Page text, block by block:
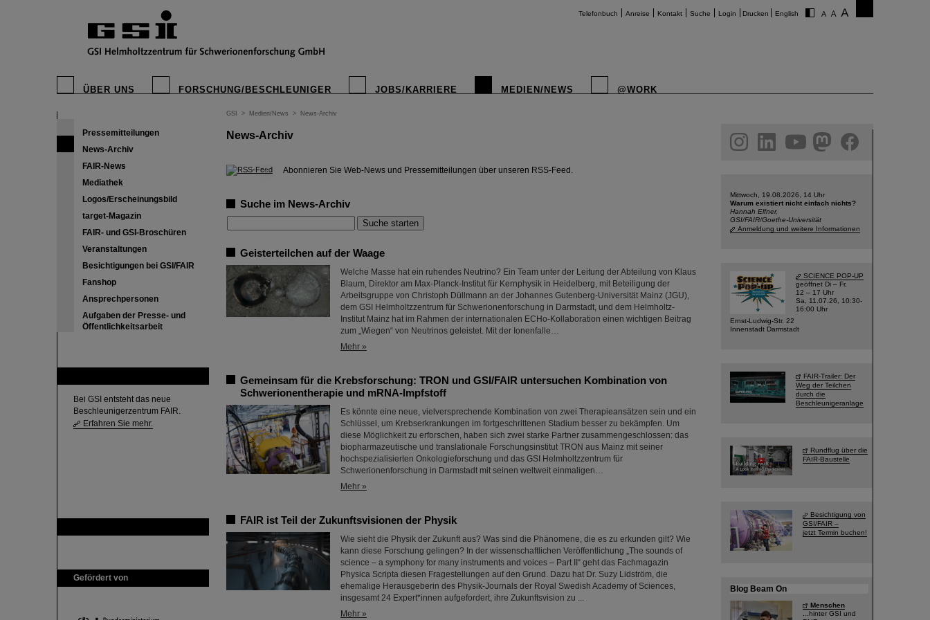
Telefonbuch Anreise Kontakt Suche Login Drucken English
ÜBER UNS FORSCHUNG/BESCHLEUNIGER JOBS/KARRIERE MEDIEN/NEWS @WORK
Pressemitteilungen
News-Archiv
FAIR-News
Mediathek
Logos/Erscheinungsbild
target-Magazin
FAIR- und GSI-Broschüren
Veranstaltungen
Besichtigungen bei GSI/FAIR
Fanshop
Ansprechpersonen
Aufgaben der Presse- und
Öffentlichkeitsarbeit
Bei GSI entsteht das neue
Beschleunigerzentrum FAIR.
Erfahren Sie mehr.
Gefördert von
GSI > Medien/News > News-Archiv
News-Archiv
© Abonnieren Sie Web-News und Pressemitteilungen über unseren RSS-Feed.
Suche im News-Archiv
Geisterteilchen auf der Waage
Welche Masse hat ein ruhendes Neutrino? Ein Team unter der Leitung der Abteilung von Klaus
Blaum, Direktor am Max-Planck-Institut für Kernphysik in Heidelberg, mit Beteiligung der
Arbeitsgruppe von Christoph Düllmann an der Johannes Gutenberg-Universität Mainz (JGU),
dem GSI Helmholtzzentrum für Schwerionenforschung in Darmstadt, und dem Helmholtz-
Institut Mainz hat im Rahmen der internationalen ECHo-Kollaboration einen wichtigen Beitrag
zum „Wiegen“ von Neutrinos geleistet. Mit der Ionenfalle…
Mehr »
Gemeinsam für die Krebsforschung: TRON und GSI/FAIR untersuchen Kombination von
Schwerionentherapie und mRNA-Impfstoff
Es könnte eine neue, vielversprechende Kombination von zwei Therapieansätzen sein und ein
Schlüssel, um Krebserkrankungen im fortgeschrittenen Stadium besser zu bekämpfen. Um
diese Möglichkeit zu erforschen, haben sich zwei starke Partner zusammengeschlossen: das
biopharmazeutische und translationale Forschungsinstitut TRON aus Mainz mit seiner
hochspezialisierten Onkologieforschung und das GSI Helmholtzzentrum für
Schwerionenforschung in Darmstadt mit seinen weltweit einmaligen…
Mehr »
FAIR ist Teil der Zukunftsvisionen der Physik
Wie sieht die Physik der Zukunft aus? Was sind die Phänomene, die es zu erkunden gilt? Wie
kann diese Forschung gelingen? In der wissenschaftlichen Veröffentlichung „The sounds of
science – a symphony for many instruments and voices – Part II“ geht das Fachmagazin
Physica Scripta diesen Fragestellungen auf den Grund. Dazu hat Dr. Suzy Lidström, die
ehemalige Herausgeberin des Physik-Journals der Royal Swedish Academy of Sciences,
insgesamt 24 Expert*innen aufgefordert, ihre Zukunftsvision zu ...
Mehr »
facebook
Mittwoch, 19.08.2026, 14 Uhr
Warum existiert nicht einfach nichts?
Hannah Elfner,
GSI/FAIR/Goethe-Universität
Anmeldung und weitere Informationen
SCIENCE POP-UP
geöffnet Di – Fr,
12 – 17 Uhr
Sa, 11.07.26, 10:30-
16:00 Uhr
Ernst-Ludwig-Str. 22
Innenstadt Darmstadt
FAIR-Trailer: Der
Weg der Teilchen
durch die
Beschleunigeranlage
Rundflug über die
FAIR-Baustelle
Besichtigung von
GSI/FAIR –
jetzt Termin buchen!
Blog Beam On
Menschen
...hinter GSI und